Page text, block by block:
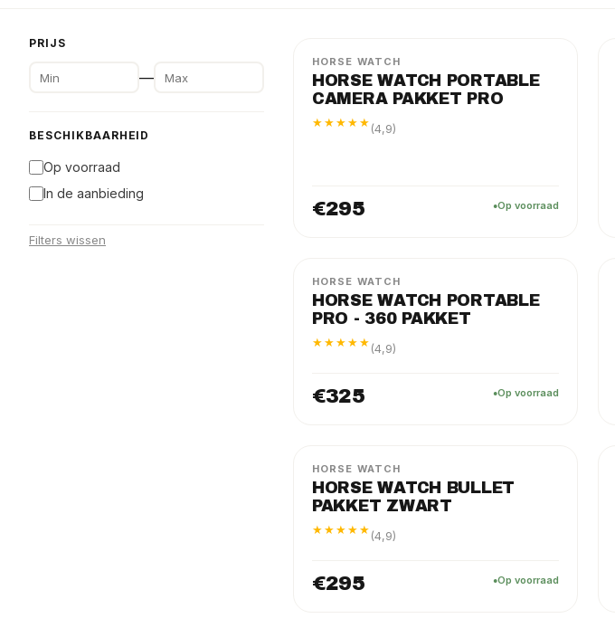
PRIJS
—
BESCHIKBAARHEID
Op voorraad
In de aanbieding
Filters wissen
HORSE WATCH
HORSE WATCH BULLET
PAKKET ZWART
★★★★★ (4,9)
€295 Op voorraad
HORSE WATCH
HORSE WATCH PORTABLE
PRO - 360 PAKKET
★★★★★ (4,9)
€325 Op voorraad
HORSE WATCH
HORSE WATCH PORTABLE
CAMERA PAKKET PRO
★★★★★ (4,9)
€295 Op voorraad